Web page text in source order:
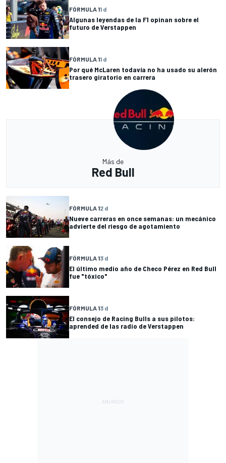
FÓRMULA 11 d
Algunas leyendas de la F1 opinan sobre el
futuro de Verstappen
FÓRMULA 11 d
Por qué McLaren todavía no ha usado su alerón
trasero giratorio en carrera
Más de
Red Bull
FÓRMULA 12 d
Nueve carreras en once semanas: un mecánico
advierte del riesgo de agotamiento
FÓRMULA 13 d
El último medio año de Checo Pérez en Red Bull
fue "tóxico"
FÓRMULA 13 d
El consejo de Racing Bulls a sus pilotos:
aprended de las radio de Verstappen